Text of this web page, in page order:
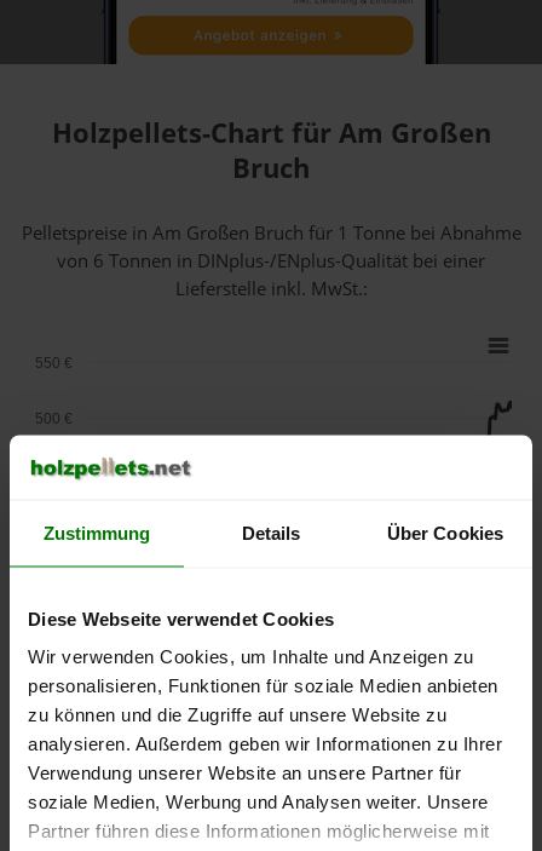
Zustimmung Details Über Cookies
Diese Webseite verwendet Cookies
Wir verwenden Cookies, um Inhalte und Anzeigen zu
personalisieren, Funktionen für soziale Medien anbieten
zu können und die Zugriffe auf unsere Website zu
analysieren. Außerdem geben wir Informationen zu Ihrer
Verwendung unserer Website an unsere Partner für
soziale Medien, Werbung und Analysen weiter. Unsere
Partner führen diese Informationen möglicherweise mit
Holzpellets-Chart für Am Großen
Bruch
Pelletspreise in Am Großen Bruch für 1 Tonne bei Abnahme
von 6 Tonnen in DINplus-/ENplus-Qualität bei einer
Lieferstelle inkl. MwSt.:
lose Ware Sackware
September
Januar
Mai
250 €
400 €
450 €
500 €
550 €
Die aktuelle Preisentwicklung für Holzpellets in Deutschland
können Sie jederzeit auf unsererPelletspreise-Seite